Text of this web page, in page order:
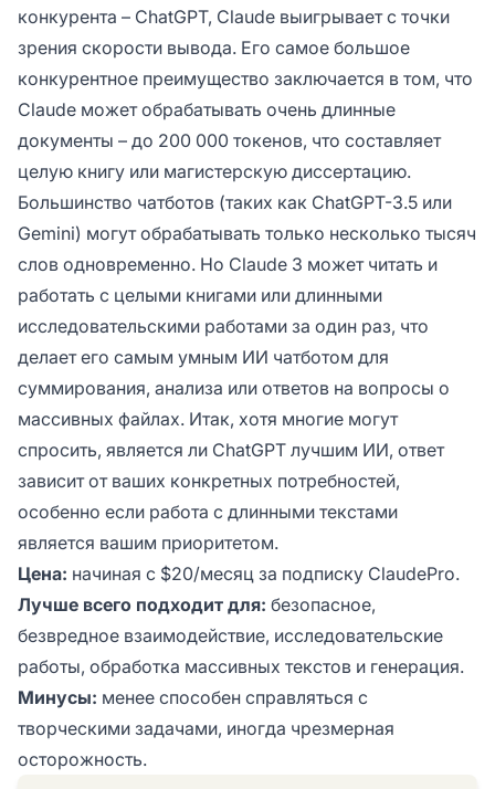
конкурента – ChatGPT, Claude выигрывает с точки
зрения скорости вывода. Его самое большое
конкурентное преимущество заключается в том, что
Claude может обрабатывать очень длинные
документы – до 200 000 токенов, что составляет
целую книгу или магистерскую диссертацию.
Большинство чатботов (таких как ChatGPT-3.5 или
Gemini) могут обрабатывать только несколько тысяч
слов одновременно. Но Claude 3 может читать и
работать с целыми книгами или длинными
исследовательскими работами за один раз, что
делает его самым умным ИИ чатботом для
суммирования, анализа или ответов на вопросы о
массивных файлах. Итак, хотя многие могут
спросить, является ли ChatGPT лучшим ИИ, ответ
зависит от ваших конкретных потребностей,
особенно если работа с длинными текстами
является вашим приоритетом.
Цена: начиная с $20/месяц за подписку ClaudePro.
Лучше всего подходит для: безопасное,
безвредное взаимодействие, исследовательские
работы, обработка массивных текстов и генерация.
Минусы: менее способен справляться с
творческими задачами, иногда чрезмерная
осторожность.